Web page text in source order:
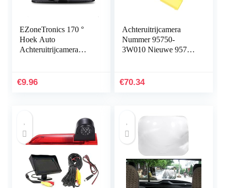
EZoneTronics 170 °
Hoek Auto
Achteruitrijcamera
type Waterdichte Gids
€9.96
Achteruitrijcamera
Nummer 95750-
3W010 Nieuwe 95750-
Camera voor K-ia
€70.34